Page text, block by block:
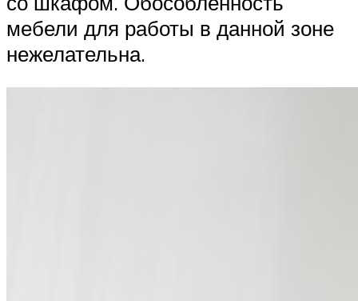
мебели для работы в данной зоне
нежелательна.